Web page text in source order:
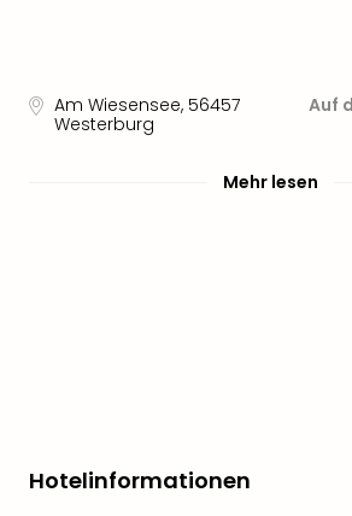
Am Wiesensee, 56457
Westerburg
Auf
Mehr lesen
Hotelinformationen